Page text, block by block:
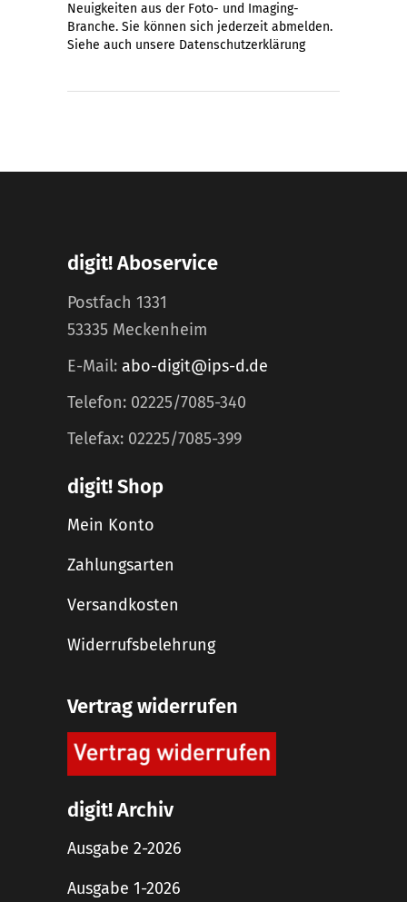
Neuigkeiten aus der Foto- und Imaging-
Branche. Sie können sich jederzeit abmelden.
Siehe auch unsere Datenschutzerklärung
digit! Aboservice
Postfach 1331
53335 Meckenheim
E-Mail: abo-digit@ips-d.de
Telefon: 02225/7085-340
Telefax: 02225/7085-399
digit! Shop
Mein Konto
Zahlungsarten
Versandkosten
Widerrufsbelehrung
Vertrag widerrufen
digit! Archiv
Ausgabe 2-2026
Ausgabe 1-2026